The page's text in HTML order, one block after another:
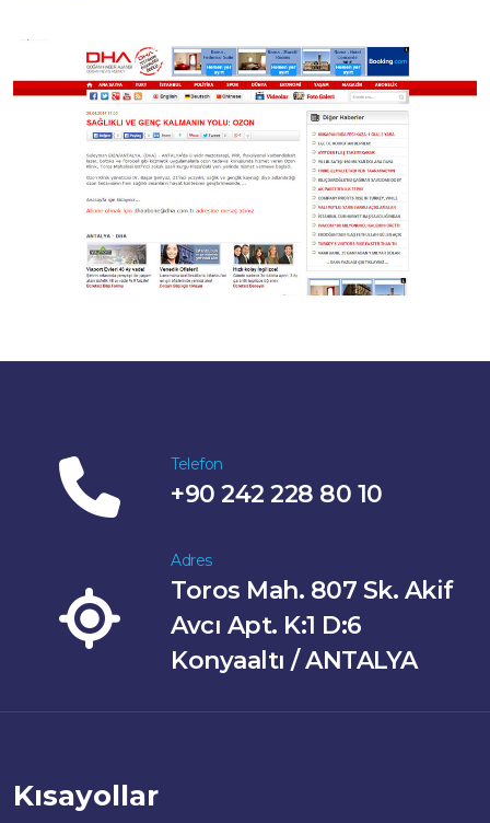
Telefon
+90 242 228 80 10
Adres
Toros Mah. 807 Sk. Akif
Avcı Apt. K:1 D:6
Konyaaltı / ANTALYA
Kısayollar